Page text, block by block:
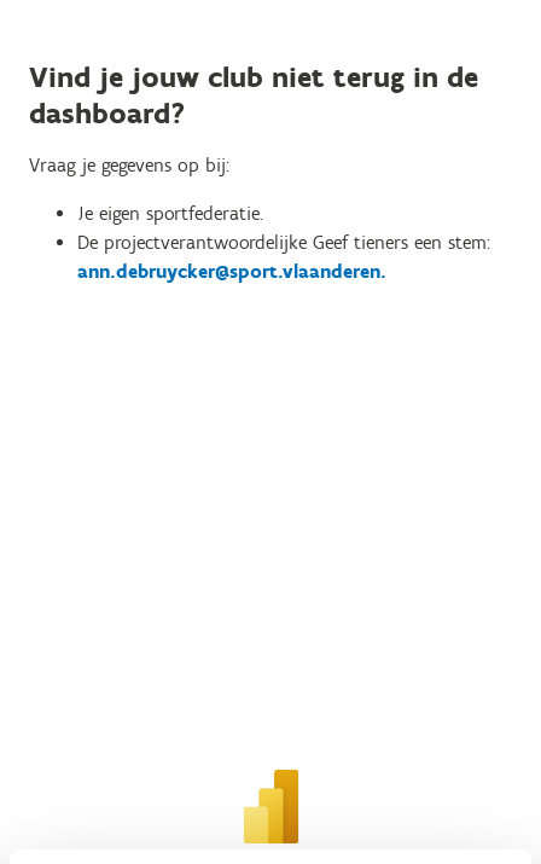
Vind je jouw club niet terug in de
dashboard?
Vraag je gegevens op bij:
Je eigen sportfederatie.
De projectverantwoordelijke Geef tieners een stem:
ann.debruycker@sport.vlaanderen.